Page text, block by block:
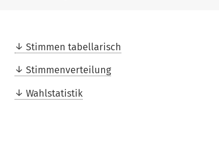
Stimmen tabellarisch
Stimmenverteilung
Wahlstatistik